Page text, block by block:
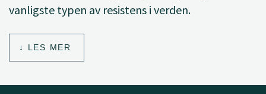
vanligste typen av resistens i verden.
LES MER